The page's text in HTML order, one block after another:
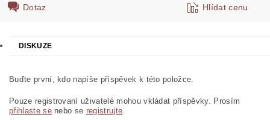
Dotaz Hlídat cenu
DISKUZE
Buďte první, kdo napíše příspěvek k této položce.
Pouze registrovaní uživatelé mohou vkládat příspěvky. Prosím
přihlaste senebo se registrujte.